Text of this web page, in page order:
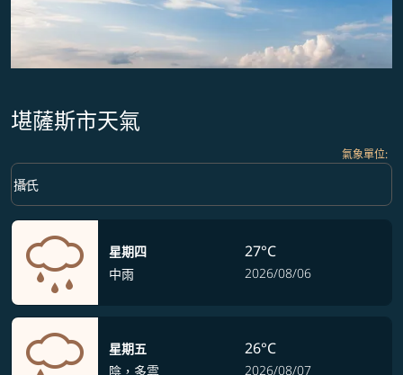
堪薩斯市天氣
氣象單位:
Weather unit option 攝氏 Selected
攝氏
keyboard_arrow_down
星期四
中雨
27°C
2026/08/06
星期五
陰，多雲
26°C
2026/08/07